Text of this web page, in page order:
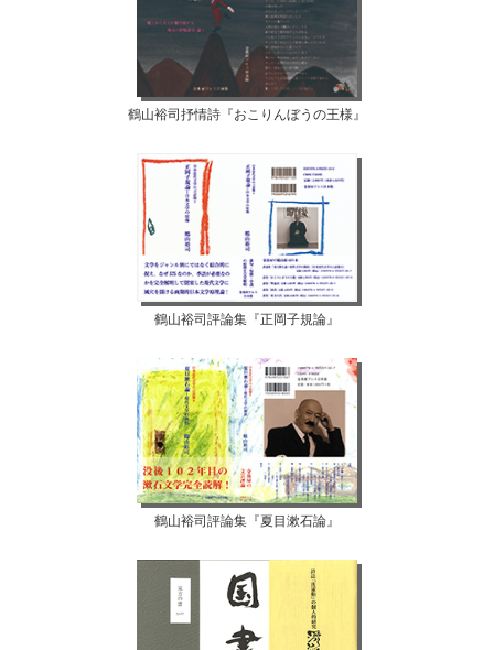
鶴山裕司抒情詩『おこりんぼうの王様』
鶴山裕司評論集『正岡子規論』
鶴山裕司評論集『夏目漱石論』